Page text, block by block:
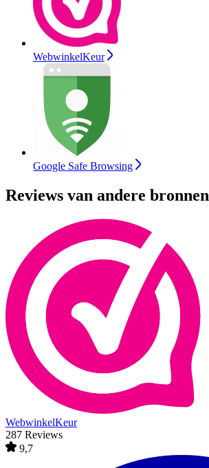
WebwinkelKeur
Google Safe Browsing
Reviews van andere bronnen
WebwinkelKeur
287 Reviews
9,7